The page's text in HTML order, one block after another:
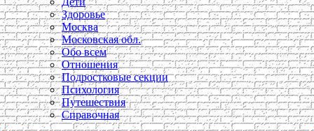
Здоровье
Москва
Московская обл.
Обо всем
Отношения
Подростковые секции
Психология
Путешествия
Справочная